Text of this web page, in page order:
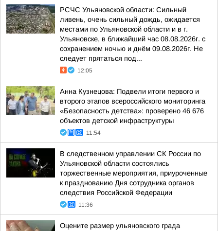
РСЧС Ульяновской области: Сильный
ливень, очень сильный дождь, ожидается
местами по Ульяновской области и в г.
Ульяновске, в ближайший час 08.08.2026г. с
сохранением ночью и днём 09.08.2026г. Не
следует прятаться под...
12:05
Анна Кузнецова: Подвели итоги первого и
второго этапов всероссийского мониторинга
«Безопасность детства»: проверено 46 676
объектов детской инфраструктуры
11:54
В следственном управлении СК России по
Ульяновской области состоялись
торжественные мероприятия, приуроченные
к празднованию Дня сотрудника органов
следствия Российской Федерации
11:36
Оцените размер ульяновского града